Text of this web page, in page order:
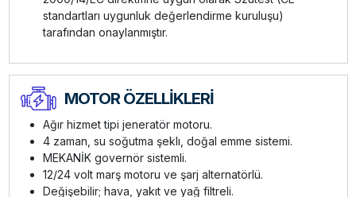
standartları uygunluk değerlendirme kuruluşu)
tarafından onaylanmıştır.
MOTOR ÖZELLİKLERİ
Ağır hizmet tipi jeneratör motoru.
4 zaman, su soğutma şeklı, doğal emme sistemi.
MEKANİK governör sistemli.
12/24 volt marş motoru ve şarj alternatörlü.
Değişebilir; hava, yakıt ve yağ filtreli.